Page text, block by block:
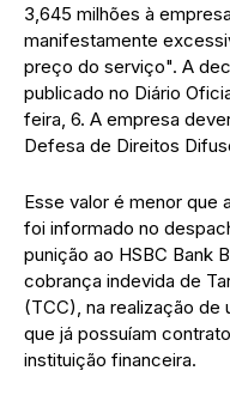
3,645 milhões à
manifestamente
preço do serviço". A
publicado no Diário
feira, 6. A empresa
Defesa de Direitos
Esse valor é menor que
foi informado no
punição ao HSBC Bank
cobrança indevida de
(TCC), na realização de
que já possuíam
instituição financeira.